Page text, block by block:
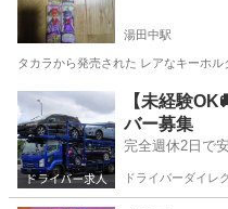
湯田中駅
タカラから発売された レアなキーホ
下高井郡 湯田中駅
【未経験
バー募集
完全週休2日で
ドライバーダイレ